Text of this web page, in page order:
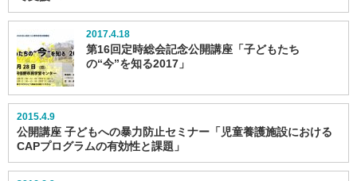
2017.4.18
第16回定時総会記念公開講座「子どもたち
の“今”を知る2017」
2015.4.9
公開講座 子どもへの暴力防止セミナー「児童養護施設における
CAPプログラムの有効性と課題」